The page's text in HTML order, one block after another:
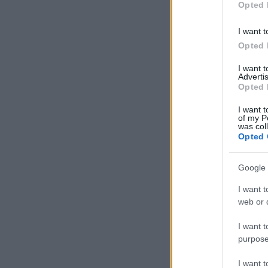
Opted
I want
Opted
I want
Opted
I want
of my
was
Opted
Google
I want
web or
I want
I want